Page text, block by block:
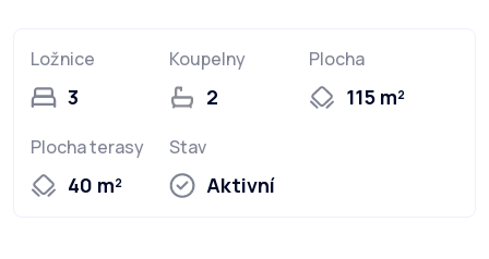
Ložnice
3
Koupelny
2
Plocha
115 m²
Plocha terasy
40 m²
Stav
Aktivní